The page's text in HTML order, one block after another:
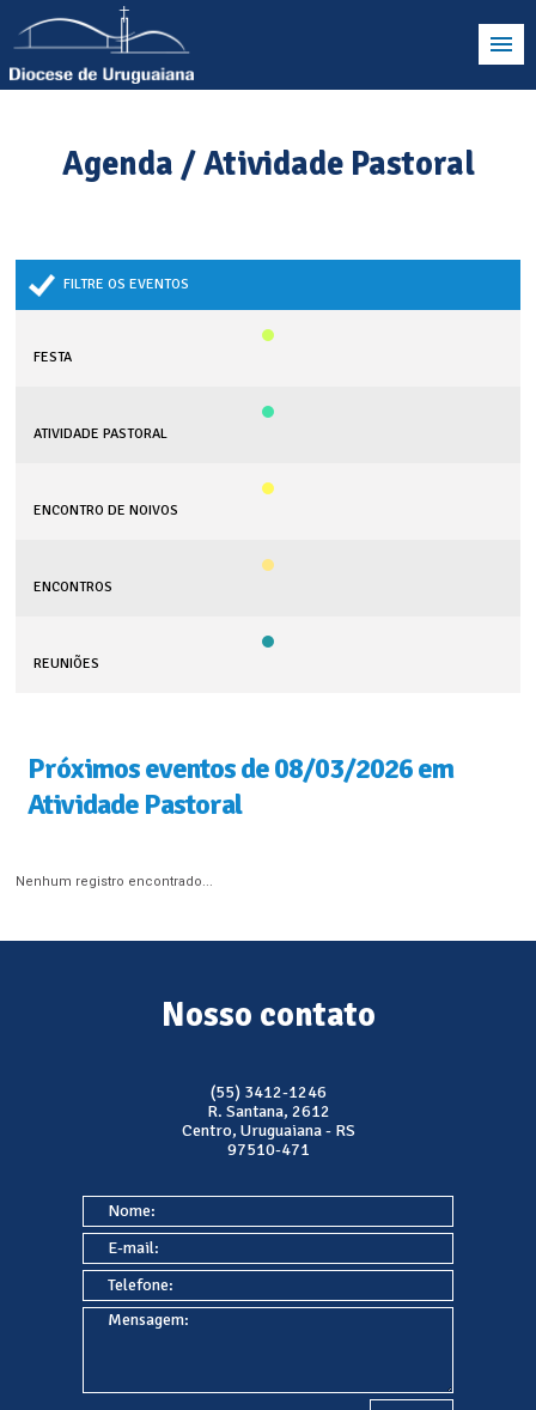
Agenda / Atividade Pastoral
FILTRE OS EVENTOS
FESTA
ATIVIDADE PASTORAL
ENCONTRO DE NOIVOS
ENCONTROS
REUNIÕES
Próximos eventos de 08/03/2026 em
Atividade Pastoral
Nenhum registro encontrado...
Nosso contato
(55) 3412-1246
R. Santana, 2612
Centro, Uruguaiana - RS
97510-471